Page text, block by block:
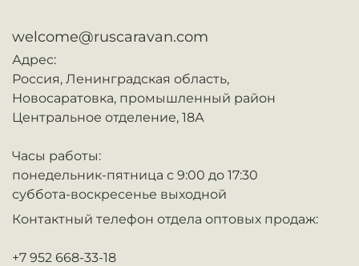
welcome@ruscaravan.com
Адрес:
Россия, Ленинградская область,
Новосаратовка, промышленный район
Центральное отделение, 18А
Часы работы:
понедельник-пятница с 9:00 до 17:30
суббота-воскресенье выходной
Контактный телефон отдела оптовых продаж:
+7 952 668-33-18